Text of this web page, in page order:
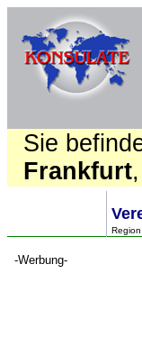
Sie
Frankfurt
Region
-Werbung-